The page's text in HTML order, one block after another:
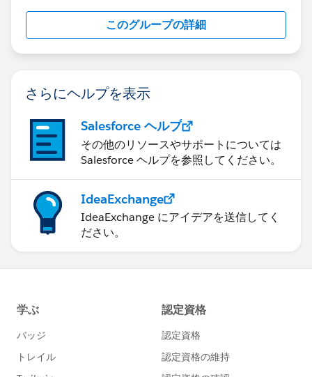
Cテーブル
項目A(Cテーブル)
付与されていない。
対応としては再度データソースを作成する場合、同一手
順で対応しました。
参照の置換で対応することができますが、重複する項目
に対して
項目名+テーブル名
今回リレーションするテーブルが多数ありかつ項目の重
複があったのでお聞きする次第です。
このグループの詳細
さらにヘルプを表示
Salesforce ヘルプ
その他のリソースやサポートについては
Salesforce ヘルプを参照してください。
IdeaExchange
IdeaExchange にアイデアを送信してく
ださい。